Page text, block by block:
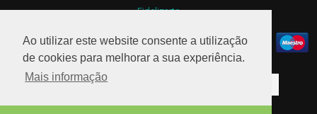
Ao utilizar este website consente a utilização
de cookies para melhorar a sua experiência.
Mais informação
Fidelizarte
Higiene oral